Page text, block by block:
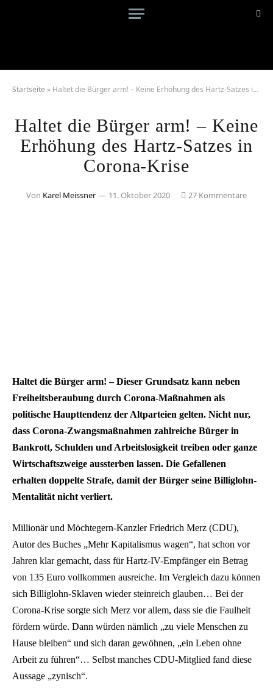
Startseite » Haltet die Bürger arm! – Keine Erhöhung des Hartz-Satzes in Corona-Krise
Haltet die Bürger arm! – Keine
Erhöhung des Hartz-Satzes in
Corona-Krise
Von Karel Meissner 11. Oktober 2020 27 Kommentare
Haltet die Bürger arm! – Dieser Grundsatz kann neben
Freiheitsberaubung durch Corona-Maßnahmen als
politische Haupttendenz der Altparteien gelten. Nicht nur,
dass Corona-Zwangsmaßnahmen zahlreiche Bürger in
Bankrott, Schulden und Arbeitslosigkeit treiben oder ganze
Wirtschaftszweige aussterben lassen. Die Gefallenen
erhalten doppelte Strafe, damit der Bürger seine Billiglohn-
Mentalität nicht verliert.
Millionär und Möchtegern-Kanzler Friedrich Merz (CDU),
Autor des Buches „Mehr Kapitalismus wagen“, hat schon vor
Jahren klar gemacht, dass für Hartz-IV-Empfänger ein Betrag
von 135 Euro vollkommen ausreiche. Im Vergleich dazu können
sich Billiglohn-Sklaven wieder steinreich glauben… Bei der
Corona-Krise sorgte sich Merz vor allem, dass sie die Faulheit
fördern würde. Dann würden nämlich „zu viele Menschen zu
Hause bleiben“ und sich daran gewöhnen, „ein Leben ohne
Arbeit zu führen“… Selbst manches CDU-Mitglied fand diese
Aussage „zynisch“.